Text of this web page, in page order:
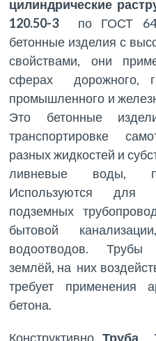
цилиндрические
120.50-3по ГОСТ
бетонные изделия с
свойствами, они
сферах дорожного,
промышленного и
Это бетонные
транспортировке
разных жидкостей и
ливневые воды,
Используются для
подземных
бытовой
водоотводов. Трубы
землёй, на них
требует применения
бетона.
КонструктивноТруба